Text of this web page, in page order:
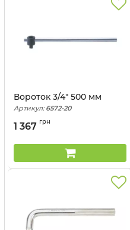
Вороток 3/4" 500 мм
Артикул: 6572-20
1 367 грн